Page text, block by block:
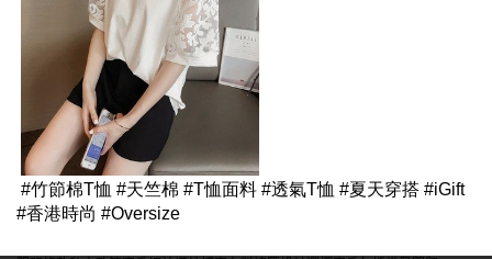
#竹節棉T恤 #天竺棉 #T恤面料 #透氣T恤 #夏天穿搭 #iGift
#香港時尚 #Oversize